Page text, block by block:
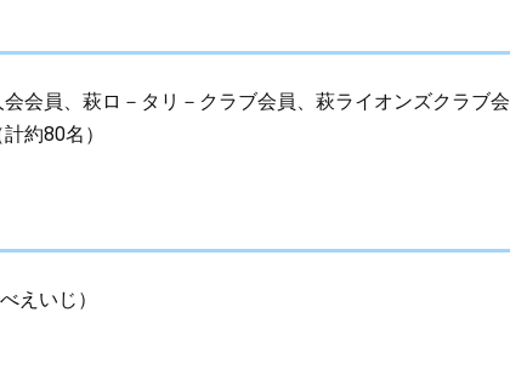
会員、萩ロ－タリ－クラブ会員、萩ライオンズクラブ会
約80名）
えいじ）